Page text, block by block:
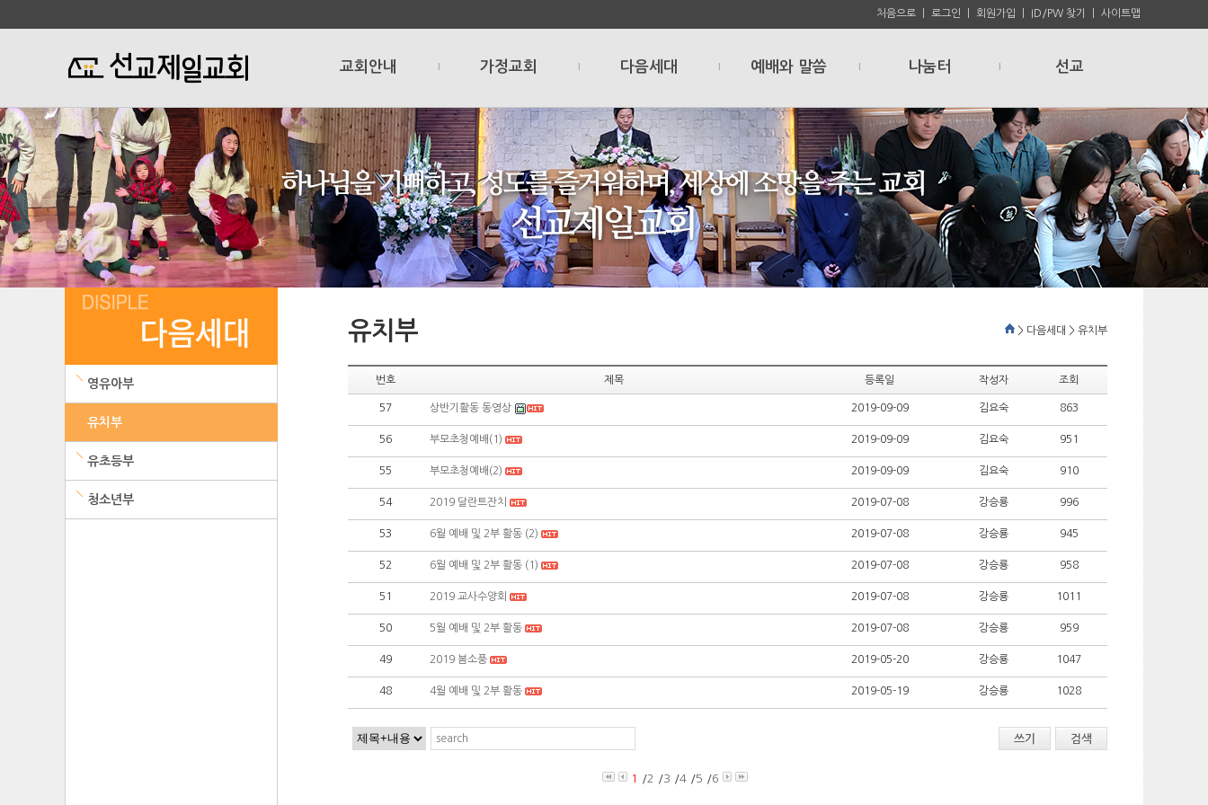
처음으로 로그인 회원가입 ID/PW 찾기 사이트맵
교회안내 가정교회 다음세대 예배와 말씀 나눔터 선교
영유아부
유치부
유초등부
청소년부
유치부 > 다음세대 > 유치부
번호 제목 등록일 작성자 조회
57 상반기활동 동영상 2019-09-09 김요숙 863
56 부모초청예배(1) 2019-09-09 김요숙 951
55 부모초청예배(2) 2019-09-09 김요숙 910
54 2019 달란트잔치 2019-07-08 강승룡 996
53 6월 예배 및 2부 활동 (2) 2019-07-08 강승룡 945
52 6월 예배 및 2부 활동 (1) 2019-07-08 강승룡 958
51 2019 교사수양회 2019-07-08 강승룡 1011
50 5월 예배 및 2부 활동 2019-07-08 강승룡 959
49 2019 봄소풍 2019-05-20 강승룡 1047
48 4월 예배 및 2부 활동 2019-05-19 강승룡 1028
검색
쓰기
1 /2 /3 /4/5 /6